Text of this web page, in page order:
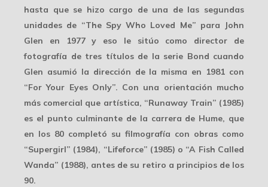
hasta que se hizo cargo de una de las segundas
unidades de “The Spy Who Loved Me” para John
Glen en 1977 y eso le sitúo como director de
fotografía de tres títulos de la serie Bond cuando
Glen asumió la dirección de la misma en 1981 con
“For Your Eyes Only”. Con una orientación mucho
más comercial que artística, “Runaway Train” (1985)
es el punto culminante de la carrera de Hume, que
en los 80 completó su filmografía con obras como
“Supergirl” (1984), “Lifeforce” (1985) o “A Fish Called
Wanda” (1988), antes de su retiro a principios de los
90.